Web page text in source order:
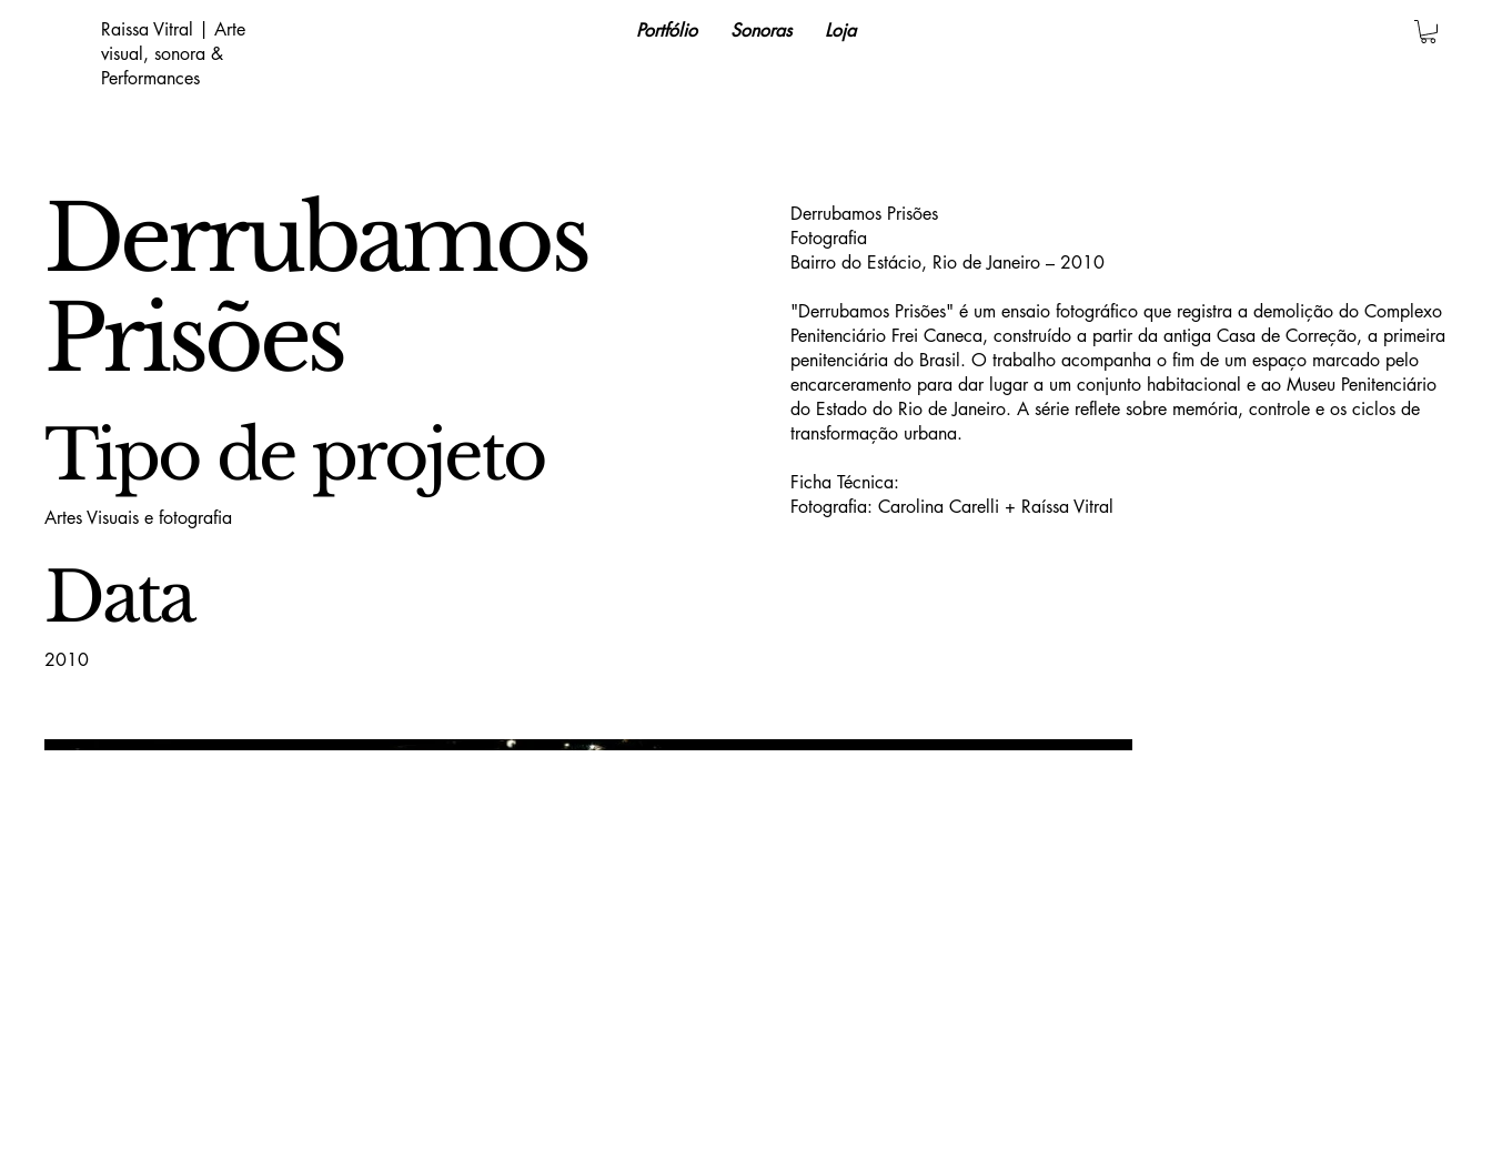
Raissa Vitral | Arte
visual, sonora &
Performances
Portfólio Sonoras Loja
Derrubamos
Prisões
Tipo de projeto
Artes Visuais e fotografia
Data
2010
Derrubamos Prisões
Fotografia
Bairro do Estácio, Rio de Janeiro – 2010
"Derrubamos Prisões" é um ensaio fotográfico que registra a demolição do Complexo
Penitenciário Frei Caneca, construído a partir da antiga Casa de Correção, a primeira
penitenciária do Brasil. O trabalho acompanha o fim de um espaço marcado pelo
encarceramento para dar lugar a um conjunto habitacional e ao Museu Penitenciário
do Estado do Rio de Janeiro. A série reflete sobre memória, controle e os ciclos de
transformação urbana.
Ficha Técnica:
Fotografia: Carolina Carelli + Raíssa Vitral